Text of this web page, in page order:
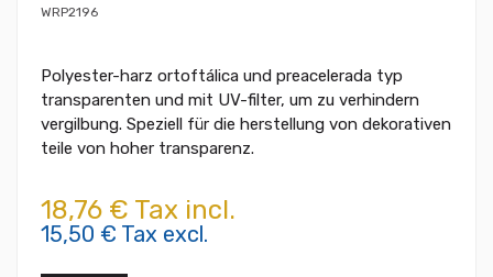
WRP2196
Polyester-harz ortoftálica und preacelerada typ
transparenten und mit UV-filter, um zu verhindern
vergilbung. Speziell für die herstellung von dekorativen
teile von hoher transparenz.
18,76 € Tax incl.
15,50 € Tax excl.